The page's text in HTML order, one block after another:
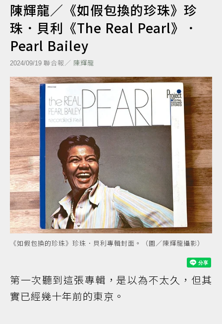
陳輝龍／《如假包換的珍珠》珍
珠．貝利《The Real Pearl》．
Pearl Bailey
2024/09/19 聯合報／ 陳輝龍
《如假包換的珍珠》珍珠．貝利專輯封面。（圖／陳輝龍攝影）
第一次聽到這張專輯，是以為不太久，但其
實已經幾十年前的東京。